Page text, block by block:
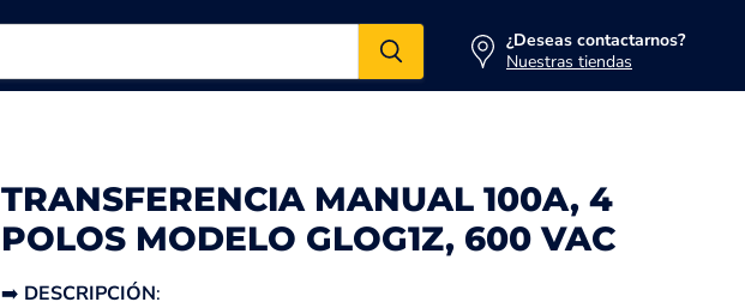
¿Deseas contactarnos?
Nuestras tiendas
TRANSFERENCIA MANUAL 100A, 4
POLOS MODELO GLOG1Z, 600 VAC
➡️ DESCRIPCIÓN: